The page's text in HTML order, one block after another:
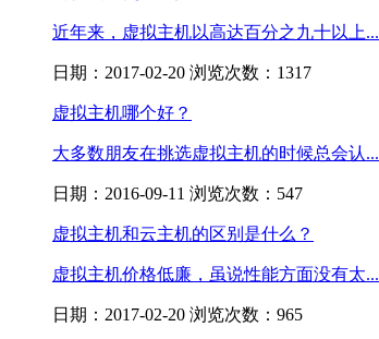
近年来，虚拟主机以高达百分之九十以上...
日期：2017-02-20 浏览次数：1317
虚拟主机哪个好？
大多数朋友在挑选虚拟主机的时候总会认...
日期：2016-09-11 浏览次数：547
虚拟主机和云主机的区别是什么？
虚拟主机价格低廉，虽说性能方面没有太...
日期：2017-02-20 浏览次数：965